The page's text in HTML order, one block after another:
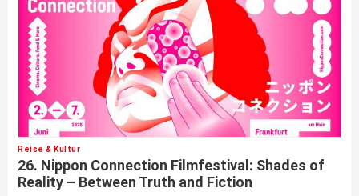
Reise & Kultur
26. Nippon Connection Filmfestival: Shades of
Reality – Between Truth and Fiction